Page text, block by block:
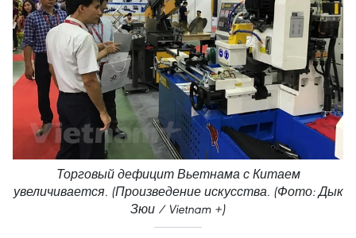
Торговый дефицит Вьетнама с Китаем
увеличивается. (Произведение искусства. (Фото: Дык
Зюи / Vietnam +)